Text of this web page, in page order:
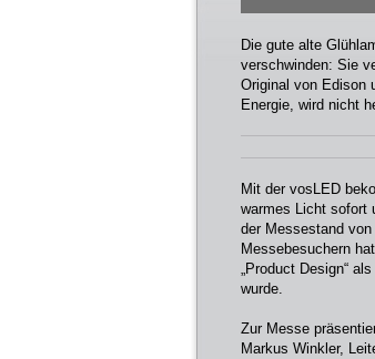
Die gute alte
verschwinden: Sie
Original von Edison
Energie, wird nicht
Mit der vosLED
warmes Licht sofort
der Messestand
Messebesuchern
„Product Design“
wurde.
Zur Messe
Markus Winkler,